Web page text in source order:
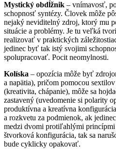
Mystický obdĺžnik – vnímavosť,
schopnosť syntézy. Človek môže
nejaký neviditelný zdroj, ktorý mu
situácie a problémy. Je tu veľká
realizovať v praktických
jedinec byť tak istý svojimi
spolupracovať. Pocit neomylnosti.
Kolíska – opozícia môže byť
a napätia), pričom pomocou
(kreativita, chápanie), môže sa
zastavený (uvedomenie si polarity
produktívna a kreatívna
a rozkvetu za podmienok, ak
medzi dvomi protiľahlými
štvorková konfigurácia, tak sa
bude cyklicky opakovať.